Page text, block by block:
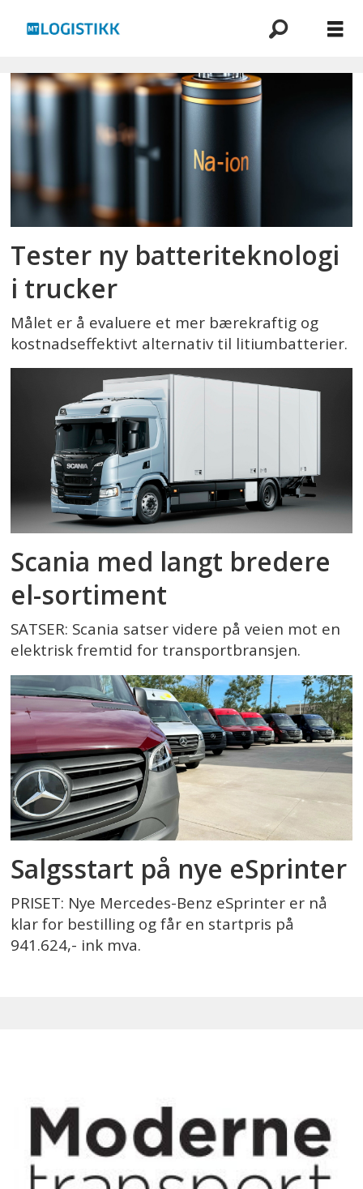
Emne:
batteriteknologi
Tester ny batteri­teknologi
i trucker
Målet er å evaluere et mer bærekraftig og
kostnadseffektivt alternativ til litiumbatterier.
Scania med langt bredere
el-sortiment
SATSER: Scania satser videre på veien mot en
elektrisk fremtid for transportbransjen.
Salgsstart på nye eSprinter
PRISET: Nye Mercedes-Benz eSprinter er nå
klar for bestilling og får en startpris på
941.624,- ink mva.